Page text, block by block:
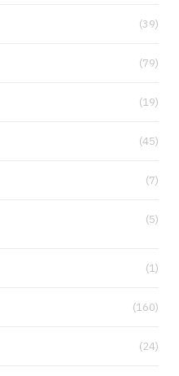
(39)
(79)
(19)
(45)
(7)
(5)
(1)
(160)
(24)